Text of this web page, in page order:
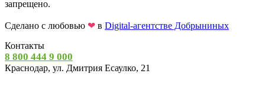
запрещено.
Сделано с любовью ❤ в Digital-агентстве Добрыниных
Контакты
8 800 444 9 000
Краснодар, ул. Дмитрия Есаулко, 21